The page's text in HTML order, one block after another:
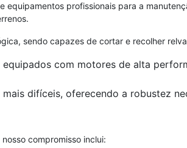
profissionais para a
sendo capazes de cortar e recolher
equipados com motores de alta
difíceis, oferecendo a robustez
compromisso inclui: